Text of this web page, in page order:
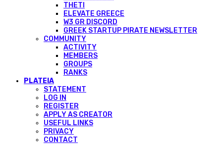
THETI
ELEVATE GREECE
W3 GR DISCORD
GREEK STARTUP PIRATE NEWSLETTER
COMMUNITY
ACTIVITY
MEMBERS
GROUPS
RANKS
PLATEIA
STATEMENT
LOG IN
REGISTER
APPLY AS CREATOR
USEFUL LINKS
PRIVACY
CONTACT